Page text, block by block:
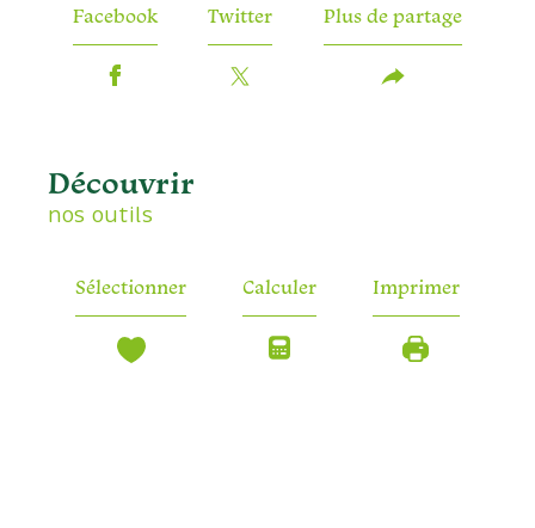
Facebook Twitter Plus de partage
découvrir
nos outils
Sélectionner Calculer Imprimer